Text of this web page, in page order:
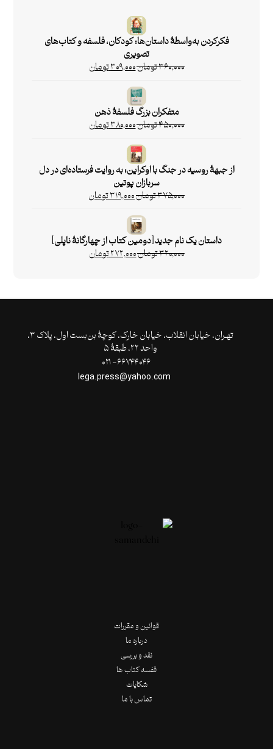
فکرکردن به‌واسطۀ داستان‌ها: کودکان، فلسفه و کتاب‌های
تصویری
۳۶۰,۰۰۰تومان۳۰۹,۰۰۰تومان
متفکران بزرگ فلسفۀ ذهن
۴۵۰,۰۰۰تومان۳۸۰,۰۰۰تومان
از جبهۀ روسیه در جنگ با اوکراین: به روایت فرستاده‌ای در دل
سربازان پوتین
۳۷۵,۰۰۰تومان۳۱۹,۰۰۰تومان
داستان یک نام جدید [دومین کتاب از چهارگانۀ ناپلی]
۳۲۰,۰۰۰تومان۲۷۲,۰۰۰تومان
تهـران،‌ خیابان انقلاب، خیابان خارک، کوچۀ بن‌بست اول، پلاک ۳،
واحد ۲۲، طبقۀ ۵
قوانین و مقررات
درباره ما
نقد و بررسی
قفسه کتاب ها
شکایات
تماس با ما